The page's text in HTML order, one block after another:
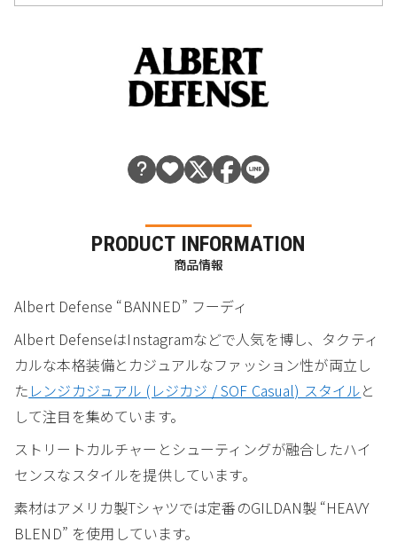
PRODUCT INFORMATION
商品情報
Albert Defense “BANNED” フーディ
Albert DefenseはInstagramなどで人気を博し、タクティ
カルな本格装備とカジュアルなファッション性が両立し
た レンジカジュアル (レジカジ / SOF Casual) スタイルと
して注目を集めています。
ストリートカルチャーとシューティングが融合したハイ
センスなスタイルを提供しています。
素材はアメリカ製Tシャツでは定番のGILDAN製 “HEAVY
BLEND” を使用しています。